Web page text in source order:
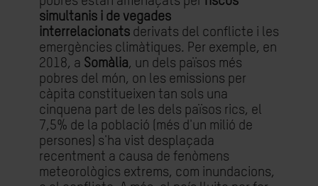
simultanis i de vegades
interrelacionats derivats del conflicte i les
emergències climàtiques. Per exemple, en
2018, a Somàlia, un dels països més
pobres del món, on les emissions per
càpita constitueixen tan sols una
cinquena part de les dels països rics, el
7,5% de la població (més d'un milió de
persones) s'ha vist desplaçada
recentment a causa de fenòmens
meteorològics extrems, com inundacions,